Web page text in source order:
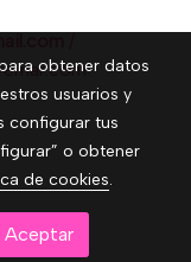
obtener datos
usuarios y
configurar tus
o obtener
de cookies.
Aceptar